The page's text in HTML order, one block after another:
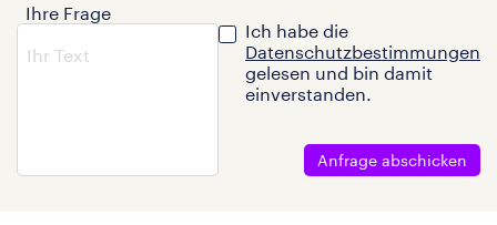
Ihre Frage
Ich habe die
Datenschutzbestimmungen
gelesen und bin damit
einverstanden.
Anfrage abschicken